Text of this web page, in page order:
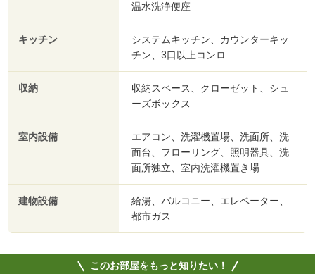
温水洗浄便座
キッチン
システムキッチン、カウンターキッ
チン、3口以上コンロ
収納
収納スペース、クローゼット、シュ
ーズボックス
室内設備
エアコン、洗濯機置場、洗面所、洗
面台、フローリング、照明器具、洗
面所独立、室内洗濯機置き場
建物設備
給湯、バルコニー、エレベーター、
都市ガス
このお部屋をもっと知りたい！